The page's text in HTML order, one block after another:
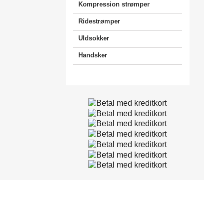
Kompression strømper
Ridestrømper
Uldsokker
Handsker